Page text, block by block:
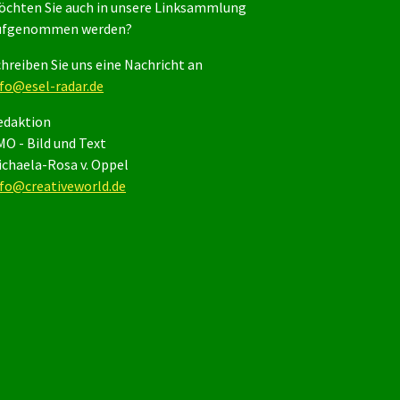
Sie auch in unsere Linksammlung
werden?
Sie uns eine Nachricht an
radar.de
- Bild und Text
Rosa v. Oppel